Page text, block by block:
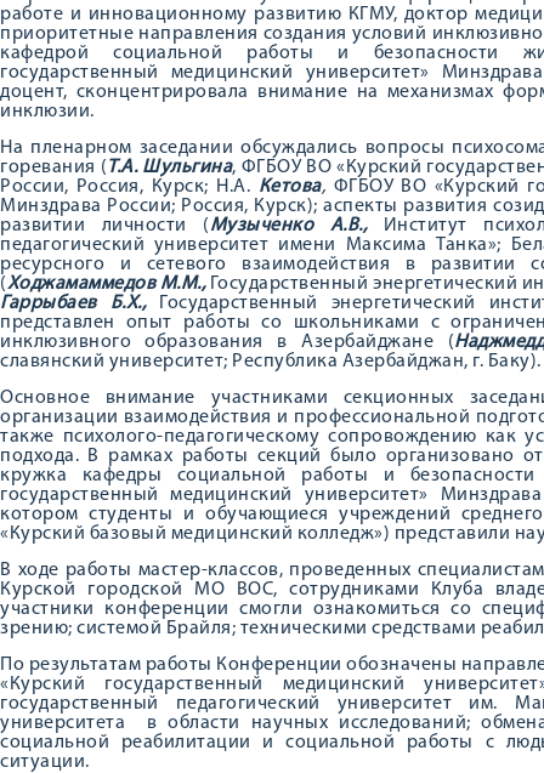
работе и инновационному развитию КГМУ, доктор
приоритетные направления создания условий
кафедрой социальной работы и безопасности
государственный медицинский университет»
доцент, сконцентрировала внимание на механизмах
инклюзии.
На пленарном заседании обсуждались вопросы
горевания (Т.А. Шульгина, ФГБОУ ВО «Курский
России, Россия, Курск; Н.А. Кетова, ФГБОУ ВО «Курский
Минздрава России; Россия, Курск); аспекты развития
развитии личности (Музыченко А.В.,Институт
педагогический университет имени Максима Танка»;
ресурсного и сетевого взаимодействия в развитии
(ХоджамаммедовМ.М.,Государственный энергетический
Гаррыбаев Б.Х.,
Государственный энергетический
представлен опыт работы со школьниками с
инклюзивного образования в Азербайджане (
славянский университет; Республика Азербайджан, г. Баку).
Основное внимание участниками секционных
организации взаимодействия и профессиональной
также психолого-педагогическому сопровождению как
подхода. В рамках работы секций было организовано
кружка кафедры социальной работы и
государственный медицинский университет»
котором студенты и обучающиеся учреждений
«Курский базовый медицинский колледж») представили
В ходе работы мастер-классов, проведенных
Курской городской МО ВОС, сотрудниками Клуба
участники конференции смогли ознакомиться со
зрению; системой Брайля; техническими средствами
По результатам работы Конференции обозначены
«Курский государственный медицинский
государственный педагогический университет им.
университета в области научных исследований;
социальной реабилитации и социальной работы с
ситуации.